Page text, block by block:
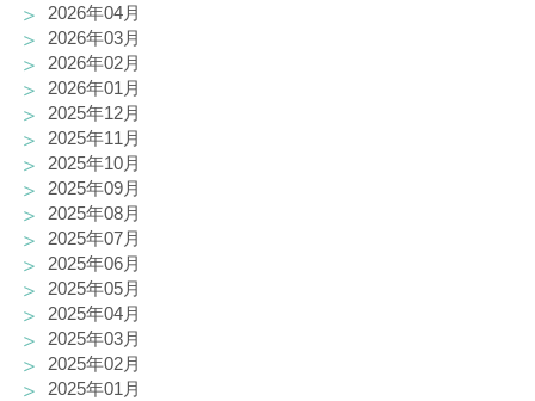
2026年04月
2026年03月
2026年02月
2026年01月
2025年12月
2025年11月
2025年10月
2025年09月
2025年08月
2025年07月
2025年06月
2025年05月
2025年04月
2025年03月
2025年02月
2025年01月